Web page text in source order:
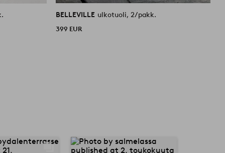
BELLEVILLE ulkotuoli, 2/pakk.
399 EUR